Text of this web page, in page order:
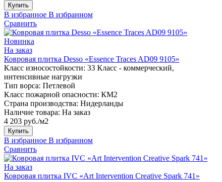
Купить
В избранное В избранном
Сравнить
Новинка
На заказ
Ковровая плитка Desso «Essence Traces AD09 9105»
Класс износостойкости: 33 Класс - коммерческий,
интенсивные нагрузки
Тип ворса: Петлевой
Класс пожарной опасности: КМ2
Страна производства: Нидерланды
Наличие товара: На заказ
4 203 руб./м2
Купить
В избранное В избранном
Сравнить
На заказ
Ковровая плитка IVC «Art Intervention Creative Spark 741»